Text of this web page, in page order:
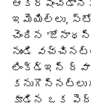
ఇమెయిల్‌లు,
చెందిన
నుండి
లింక్డ్ఇన్
కూడిన ఒక